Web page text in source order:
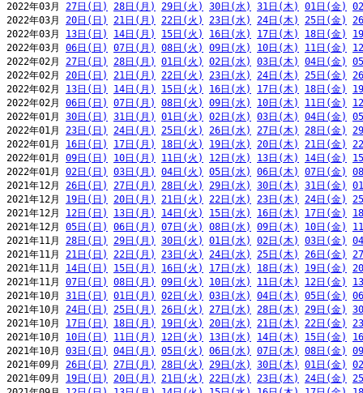
2022年03月 27日(日) 28日(月) 29日(火) 30日(水) 31日(木) 01日(金)
2022年03月 20日(日) 21日(月) 22日(火) 23日(水) 24日(木) 25日(金)
2022年03月 13日(日) 14日(月) 15日(火) 16日(水) 17日(木) 18日(金)
2022年03月 06日(日) 07日(月) 08日(火) 09日(水) 10日(木) 11日(金)
2022年02月 27日(日) 28日(月) 01日(火) 02日(水) 03日(木) 04日(金)
2022年02月 20日(日) 21日(月) 22日(火) 23日(水) 24日(木) 25日(金)
2022年02月 13日(日) 14日(月) 15日(火) 16日(水) 17日(木) 18日(金)
2022年02月 06日(日) 07日(月) 08日(火) 09日(水) 10日(木) 11日(金)
2022年01月 30日(日) 31日(月) 01日(火) 02日(水) 03日(木) 04日(金)
2022年01月 23日(日) 24日(月) 25日(火) 26日(水) 27日(木) 28日(金)
2022年01月 16日(日) 17日(月) 18日(火) 19日(水) 20日(木) 21日(金)
2022年01月 09日(日) 10日(月) 11日(火) 12日(水) 13日(木) 14日(金)
2022年01月 02日(日) 03日(月) 04日(火) 05日(水) 06日(木) 07日(金)
2021年12月 26日(日) 27日(月) 28日(火) 29日(水) 30日(木) 31日(金)
2021年12月 19日(日) 20日(月) 21日(火) 22日(水) 23日(木) 24日(金)
2021年12月 12日(日) 13日(月) 14日(火) 15日(水) 16日(木) 17日(金)
2021年12月 05日(日) 06日(月) 07日(火) 08日(水) 09日(木) 10日(金)
2021年11月 28日(日) 29日(月) 30日(火) 01日(水) 02日(木) 03日(金)
2021年11月 21日(日) 22日(月) 23日(火) 24日(水) 25日(木) 26日(金)
2021年11月 14日(日) 15日(月) 16日(火) 17日(水) 18日(木) 19日(金)
2021年11月 07日(日) 08日(月) 09日(火) 10日(水) 11日(木) 12日(金)
2021年10月 31日(日) 01日(月) 02日(火) 03日(水) 04日(木) 05日(金)
2021年10月 24日(日) 25日(月) 26日(火) 27日(水) 28日(木) 29日(金)
2021年10月 17日(日) 18日(月) 19日(火) 20日(水) 21日(木) 22日(金)
2021年10月 10日(日) 11日(月) 12日(火) 13日(水) 14日(木) 15日(金)
2021年10月 03日(日) 04日(月) 05日(火) 06日(水) 07日(木) 08日(金)
2021年09月 26日(日) 27日(月) 28日(火) 29日(水) 30日(木) 01日(金)
2021年09月 19日(日) 20日(月) 21日(火) 22日(水) 23日(木) 24日(金)